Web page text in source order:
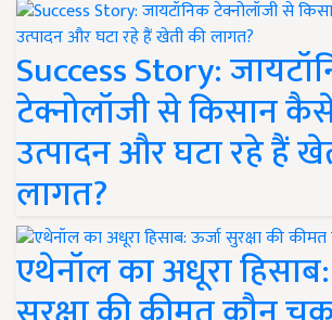
Success Story:
टेक्नोलॉजी से किसान
उत्पादन और घटा रहे हैं
लागत?
एथेनॉल का अधूरा